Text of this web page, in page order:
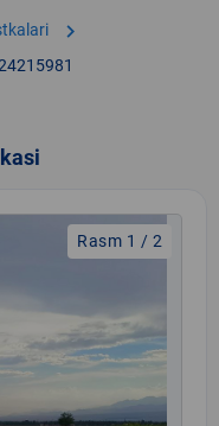
chevron_right
Rasm 1 / 2